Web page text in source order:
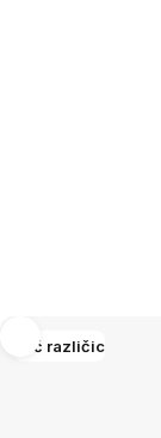
Več različic